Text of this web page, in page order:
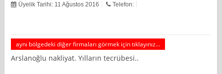
Üyelik Tarihi: 11 Ağustos 2016
Telefon:
aynı bölgedeki diğer firmaları görmek için tıklayınız...
Arslanoğlu nakliyat. Yılların tecrübesi..